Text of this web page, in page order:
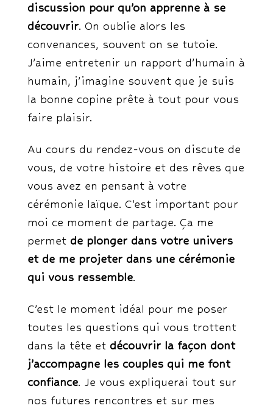
discussion pour qu’on apprenne à se
découvrir. On oublie alors les
convenances, souvent on se tutoie.
J’aime entretenir un rapport d’humain à
humain, j’imagine souvent que je suis
la bonne copine prête à tout pour vous
faire plaisir.
Au cours du rendez-vous on discute de
vous, de votre histoire et des rêves que
vous avez en pensant à votre
cérémonie laïque. C’est important pour
moi ce moment de partage. Ça me
permet de plonger dans votre univers
et de me projeter dans une cérémonie
qui vous ressemble.
C’est le moment idéal pour me poser
toutes les questions qui vous trottent
dans la tête et découvrir la façon dont
j’accompagne les couples qui me font
confiance. Je vous expliquerai tout sur
nos futures rencontres et sur mes